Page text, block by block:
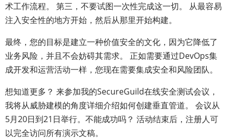
术工作流程。 第三，不要试图一次性完成这一切。 从最容易
注入安全性的地方开始，然后从那里开始构建。
最终，您的目标是建立一种价值安全的文化，因为它降低了
业务风险，并且不会妨碍其需求。 正如需要通过DevOps集
成开发和运营活动一样，您现在需要集成安全和风险团队。
想知道更多？ 来参加我的SecureGuild在线安全测试会议，
我将从威胁建模的角度详细介绍如何创建垂直管道。 会议从
5月20日到21日举行。不能成功吗？ 活动结束后，注册人可
以完全访问所有演示文稿。